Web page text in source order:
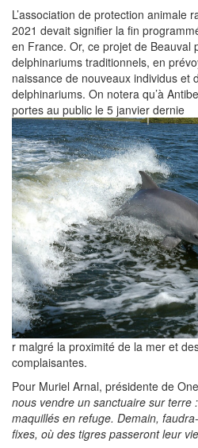
L’association de protection animale
2021 devait signifier la fin
en France. Or, ce projet de Beauval
delphinariums traditionnels, en
naissance de nouveaux individus et
delphinariums. On notera qu’à
portes au public le 5 janvier dernie
r malgré la proximité de la mer et
complaisantes.
Pour Muriel Arnal, présidente de
nous vendre un sanctuaire sur terre
maquillés en refuge. Demain,
fixes, où des tigres passeront leur